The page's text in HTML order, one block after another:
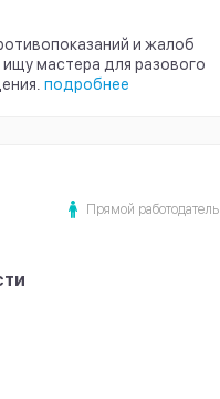
и жалоб
мастера для разового
подробнее
Прямой работодатель